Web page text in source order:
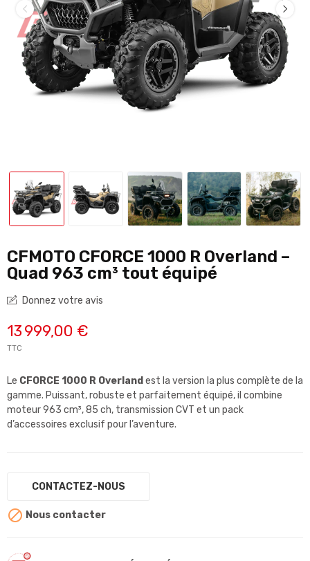
CFMOTO CFORCE 1000 R Overland –
Quad 963 cm³ tout équipé
Donnez votre avis
13 999,00 €
TTC
Le CFORCE 1000 R Overland est la version la plus complète de la
gamme. Puissant, robuste et parfaitement équipé, il combine
moteur 963 cm³, 85 ch, transmission CVT et un pack
d’accessoires exclusif pour l’aventure.
CONTACTEZ-NOUS
 Nous contacter